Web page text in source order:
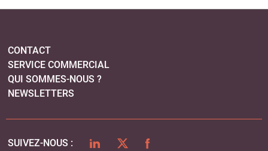
MENTIONS LÉGALES
POLITIQUE DE CONFIDENTIALITÉ
COOKIES